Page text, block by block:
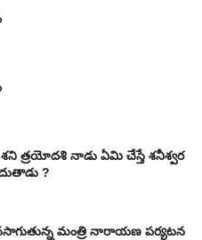
త్రయోదశి నాడు ఏమి చేస్తే శనీశ్వర
?
మంత్రి నారాయణ పర్యటన